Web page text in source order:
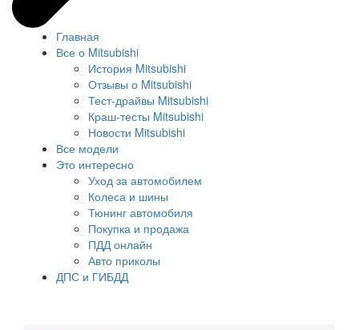
Главная
Все о Mitsubishi
История Mitsubishi
Отзывы о Mitsubishi
Тест-драйвы Mitsubishi
Краш-тесты Mitsubishi
Новости Mitsubishi
Все модели
Это интересно
Уход за автомобилем
Колеса и шины
Тюнинг автомобиля
Покупка и продажа
ПДД онлайн
Авто приколы
ДПС и ГИБДД